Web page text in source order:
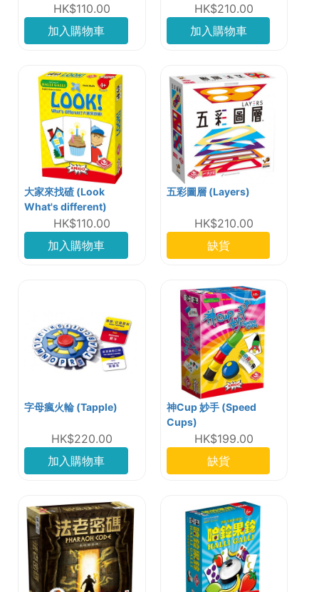
HK$110.00
加入購物車
HK$210.00
加入購物車
大家來找碴 (Look
What's different)
HK$110.00
加入購物車
五彩圖層 (Layers)
HK$210.00
缺貨
字母瘋火輪 (Tapple)
HK$220.00
加入購物車
神Cup 妙手 (Speed
Cups)
HK$199.00
缺貨